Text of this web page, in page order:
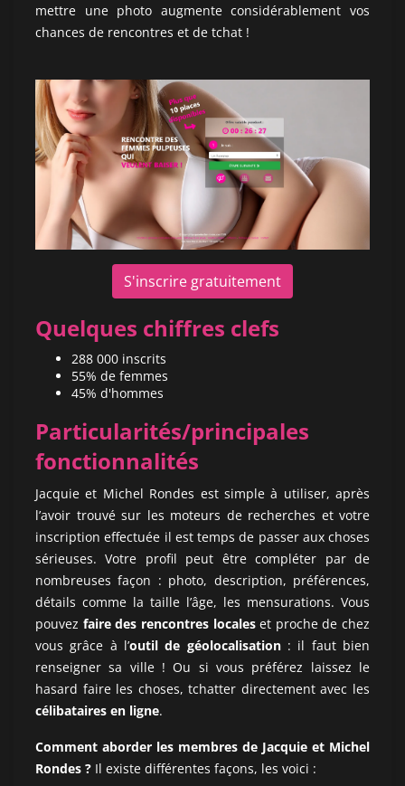
mettre une photo augmente considérablement vos
chances de rencontres et de tchat !
S'inscrire gratuitement
Quelques chiffres clefs
288 000 inscrits
55% de femmes
45% d'hommes
Particularités/principales
fonctionnalités
Jacquie et Michel Rondes est simple à utiliser, après
l’avoir trouvé sur les moteurs de recherches et votre
inscription effectuée il est temps de passer aux choses
sérieuses. Votre profil peut être compléter par de
nombreuses façon : photo, description, préférences,
détails comme la taille l’âge, les mensurations. Vous
pouvez faire des rencontres localeset proche de chez
vous grâce à l’outil de géolocalisation: il faut bien
renseigner sa ville ! Ou si vous préférez laissez le
hasard faire les choses, tchatter directement avec les
célibataires en ligne.
Comment aborder les membres de Jacquie et Michel
Rondes ? Il existe différentes façons, les voici :